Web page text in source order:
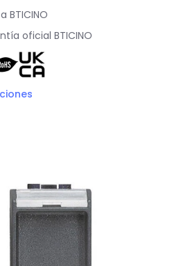
BTICINO
oficial BTICINO